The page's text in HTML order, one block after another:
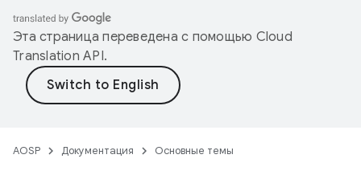
Эта страница переведена с помощью Cloud
Translation API.
AOSP Документация Основные темы